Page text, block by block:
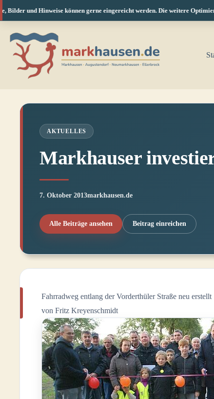
und Hinweise können gerne eingereicht werden. Die weitere
Inhalt
springen
AKTUELLES
Markhauser
7. Oktober 2013markhausen.de
Alle Beiträge ansehen Beitrag einreichen
Fahrradweg entlang der Vorderthüler Straße neu erstellt
von Fritz Kreyenschmidt